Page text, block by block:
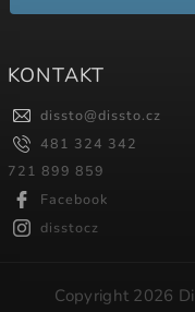
KONTAKT
dissto@dissto.cz
481 324 342
721 899 859
Facebook
disstocz
Copyright 2026